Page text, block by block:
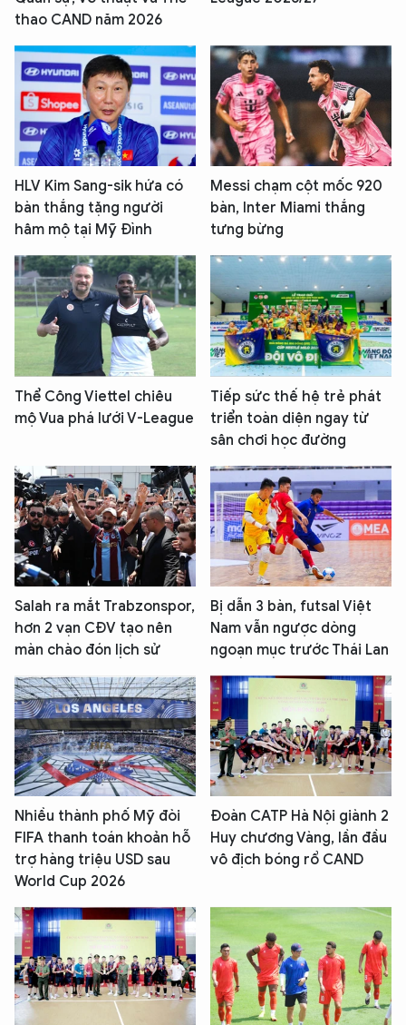
thao CAND năm 2026
HLV Kim Sang-sik hứa có
bàn thắng tặng người
hâm mộ tại Mỹ Đình
Messi chạm cột mốc 920
bàn, Inter Miami thắng
tưng bừng
Thể Công Viettel chiêu
mộ Vua phá lưới V-League
Tiếp sức thế hệ trẻ phát
triển toàn diện ngay từ
sân chơi học đường
Salah ra mắt Trabzonspor,
hơn 2 vạn CĐV tạo nên
màn chào đón lịch sử
Bị dẫn 3 bàn, futsal Việt
Nam vẫn ngược dòng
ngoạn mục trước Thái Lan
Nhiều thành phố Mỹ đòi
FIFA thanh toán khoản hỗ
trợ hàng triệu USD sau
World Cup 2026
Đoàn CATP Hà Nội giành 2
Huy chương Vàng, lần đầu
vô địch bóng rổ CAND